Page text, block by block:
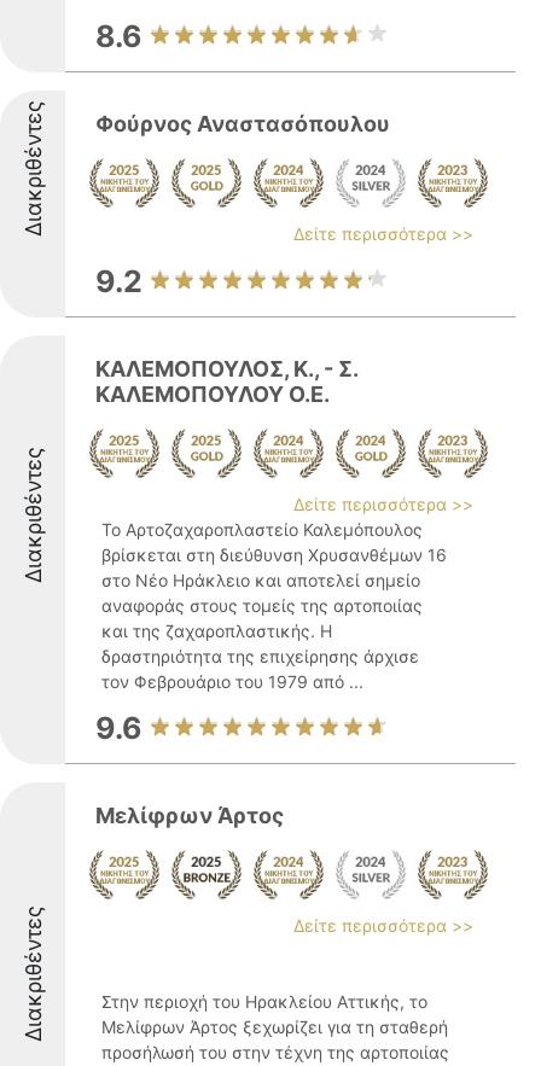
8.6
Διακριθέντες Φούρνος Αναστασόπουλου
Δείτε περισσότερα >>
9.2
Διακριθέντες
ΚΑΛΕΜΟΠΟΥΛΟΣ, Κ., - Σ.
ΚΑΛΕΜΟΠΟΥΛΟΥ Ο.Ε.
Δείτε περισσότερα >>
Το Αρτοζαχαροπλαστείο Καλεμόπουλος
βρίσκεται στη διεύθυνση Χρυσανθέμων 16
στο Νέο Ηράκλειο και αποτελεί σημείο
αναφοράς στους τομείς της αρτοποιίας
και της ζαχαροπλαστικής. Η
δραστηριότητα της επιχείρησης άρχισε
τον Φεβρουάριο του 1979 από ...
9.6
Διακριθέντες
Μελίφρων Άρτος
Δείτε περισσότερα >>
Στην περιοχή του Ηρακλείου Αττικής, το
Μελίφρων Άρτος ξεχωρίζει για τη σταθερή
προσήλωσή του στην τέχνη της αρτοποιίας